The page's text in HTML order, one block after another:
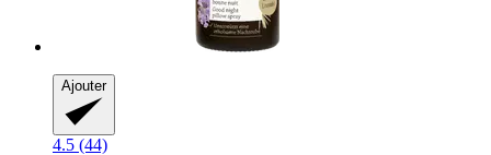
Ajouter
4.5 (44)